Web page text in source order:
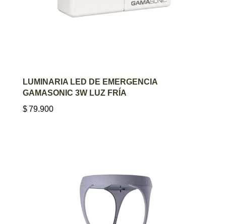
AGREGAR AL CARRITO
LUMINARIA LED DE EMERGENCIA
GAMASONIC 3W LUZ FRÍA
$79.900